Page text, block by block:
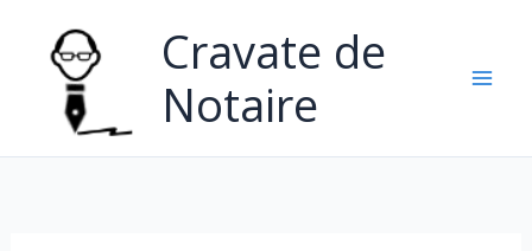
contenu
Cravate de
Notaire